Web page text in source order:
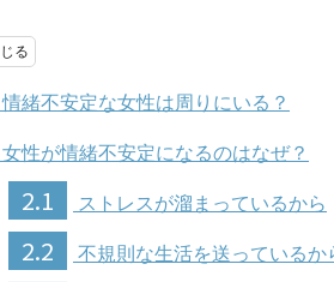
情緒不安定な女性は周りにいる？
女性が情緒不安定になるのはなぜ？
2.1 ストレスが溜まっているから
2.2 不規則な生活を送っているか